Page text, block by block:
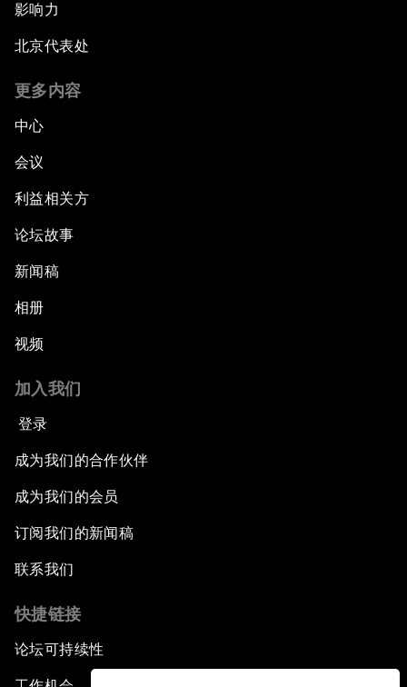
影响力
北京代表处
更多内容
中心
会议
利益相关方
论坛故事
新闻稿
相册
视频
加入我们
登录
成为我们的合作伙伴
成为我们的会员
订阅我们的新闻稿
联系我们
快捷链接
论坛可持续性